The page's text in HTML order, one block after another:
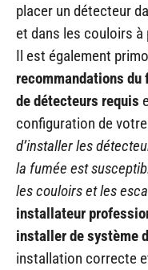
placer un détecteur
et dans les couloirs
Il est également
recommandations
de détecteurs requis
configuration de
d’installer les
la fumée est
les couloirs et les
installateur
installer de système
installation correcte